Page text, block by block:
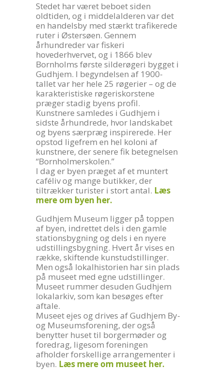
Stedet har været beboet siden
oldtiden, og i middelalderen var det
en handelsby med stærkt trafikerede
ruter i Østersøen. Gennem
århundreder var fiskeri
hovederhvervet, og i 1866 blev
Bornholms første silderøgeri bygget i
Gudhjem. I begyndelsen af 1900-
tallet var her hele 25 røgerier – og de
karakteristiske røgeriskorstene
præger stadig byens profil.
Kunstnere samledes i Gudhjem i
sidste århundrede, hvor landskabet
og byens særpræg inspirerede. Her
opstod ligefrem en hel koloni af
kunstnere, der senere fik betegnelsen
“Bornholmerskolen.”
I dag er byen præget af et muntert
caféliv og mange butikker, der
tiltrækker turister i stort antal. Læs
mere om byen her.
Gudhjem Museum ligger på toppen
af byen, indrettet dels i den gamle
stationsbygning og dels i en nyere
udstillingsbygning. Hvert år vises en
række, skiftende kunstudstillinger.
Men også lokalhistorien har sin plads
på museet med egne udstillinger.
Museet rummer desuden Gudhjem
lokalarkiv, som kan besøges efter
aftale.
Museet ejes og drives af Gudhjem By-
og Museumsforening, der også
benytter huset til borgermøder og
foredrag, ligesom foreningen
afholder forskellige arrangementer i
byen. Læs mere om museet her.